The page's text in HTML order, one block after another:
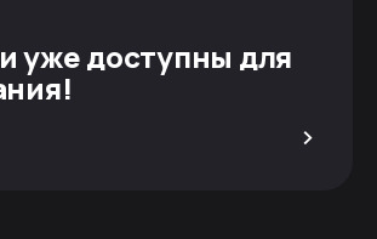
уже доступны для
>